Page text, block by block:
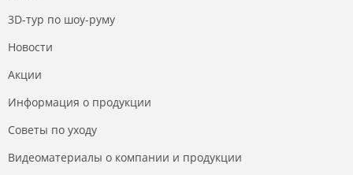
3D-тур по шоу-руму
Новости
Акции
Информация о продукции
Советы по уходу
Видеоматериалы о компании и продукции